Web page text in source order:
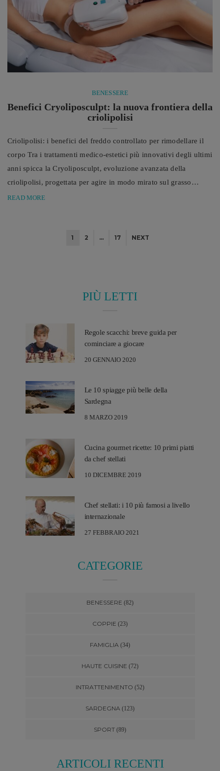
BENESSERE
Benefici Cryoliposculpt: la nuova frontiera della
criolipolisi
Criolipolisi: i benefici del freddo controllato per rimodellare il
corpo Tra i trattamenti medico-estetici più innovativi degli ultimi
anni spicca la Cryoliposculpt, evoluzione avanzata della
criolipolisi, progettata per agire in modo mirato sul grasso
localizzato senza interventi invasivi né ricorso al bisturi. Negli
più efficaci e sempre meno invasive, che sfruttano il potere delle
READ MORE
1 2 … 17 NEXT
PIÙ LETTI
Regole scacchi: breve guida per
cominciare a giocare
20 GENNAIO 2020
Le 10 spiagge più belle della
Sardegna
8 MARZO 2019
Cucina gourmet ricette: 10 primi piatti
da chef stellati
10 DICEMBRE 2019
Chef stellati: i 10 più famosi a livello
internazionale
27 FEBBRAIO 2021
CATEGORIE
BENESSERE (82)
COPPIE (23)
FAMIGLIA (34)
HAUTE CUISINE (72)
INTRATTENIMENTO (52)
SARDEGNA (123)
SPORT (89)
ARTICOLI RECENTI